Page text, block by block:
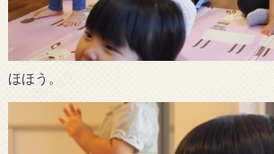
ほほう。